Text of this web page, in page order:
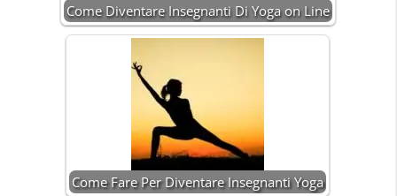
Come Diventare Insegnanti Di Yoga on Line
Come Fare Per Diventare Insegnanti Yoga